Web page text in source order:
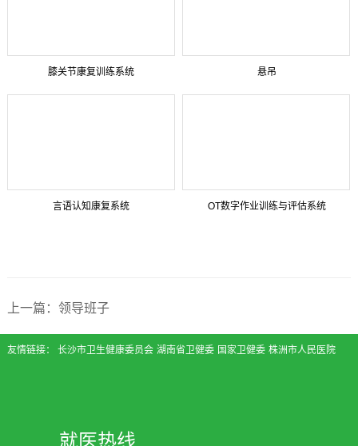
膝关节康复训练系统 悬吊
言语认知康复系统 OT数字作业训练与评估系统
上一篇：领导班子
友情链接： 长沙市卫生健康委员会 湖南省卫健委 国家卫健委 株洲市人民医院
就医热线